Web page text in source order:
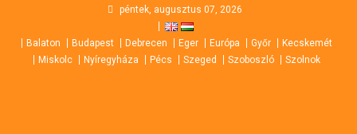
content
péntek, augusztus 07, 2026
Balaton Budapest Debrecen Eger Európa Győr
Kecskemét
Miskolc
Nyíregyháza Pécs Szeged Szoboszló Szolnok